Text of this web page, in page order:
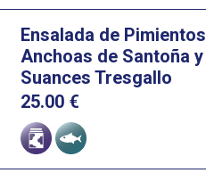
Ensalada de
Anchoas de Santoña
Suances Tresgallo
25.00 €
Alérgenos